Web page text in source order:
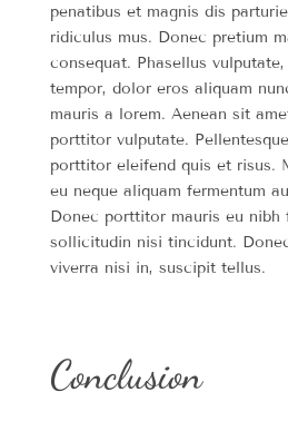
penatibus et magnis dis
ridiculus mus. Donec pretium
consequat. Phasellus
tempor, dolor eros aliquam
mauris a lorem. Aenean sit
porttitor vulputate.
porttitor eleifend quis et risus.
eu neque aliquam fermentum
Donec porttitor mauris eu nibh
sollicitudin nisi tincidunt.
viverra nisi in, suscipit tellus.
Conclusion